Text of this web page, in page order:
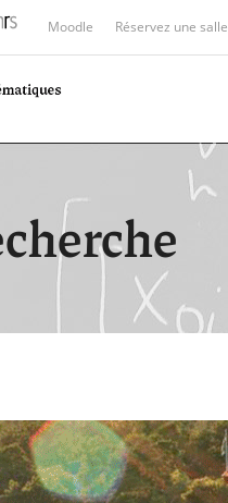
Moodle Réservez une salle